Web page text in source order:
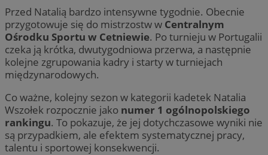
Przed Natalią bardzo intensywne tygodnie. Obecnie
przygotowuje się do mistrzostw w Centralnym
Ośrodku Sportu w Cetniewie. Po turnieju w Portugalii
czeka ją krótka, dwutygodniowa przerwa, a następnie
kolejne zgrupowania kadry i starty w turniejach
międzynarodowych.
Co ważne, kolejny sezon w kategorii kadetek Natalia
Wszołek rozpocznie jako numer 1 ogólnopolskiego
rankingu. To pokazuje, że jej dotychczasowe wyniki nie
są przypadkiem, ale efektem systematycznej pracy,
talentu i sportowej konsekwencji.